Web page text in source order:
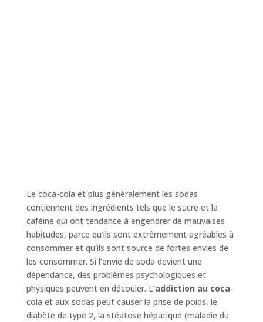
Le coca-cola et plus généralement les sodas
contiennent des ingrédients tels que le sucre et la
caféine qui ont tendance à engendrer de mauvaises
habitudes, parce qu’ils sont extrêmement agréables à
consommer et qu’ils sont source de fortes envies de
les consommer. Si l’envie de soda devient une
dépendance, des problèmes psychologiques et
physiques peuvent en découler. L’addiction au coca-
cola et aux sodas peut causer la prise de poids, le
diabète de type 2, la stéatose hépatique (maladie du